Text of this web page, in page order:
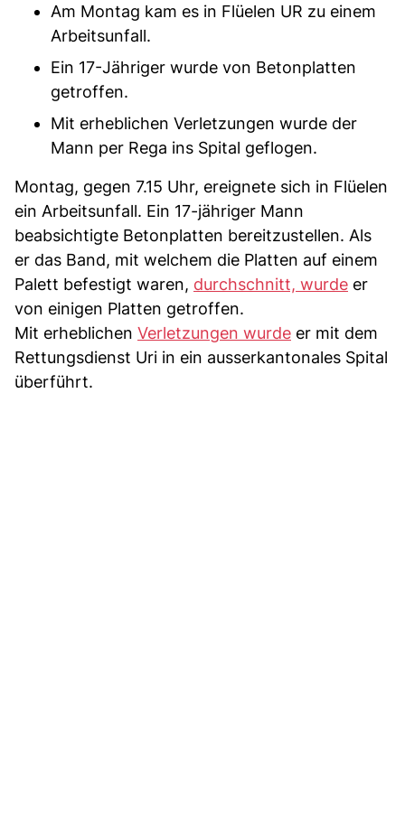
Am Montag kam es in Flüelen UR zu einem
Arbeitsunfall.
Ein 17-Jähriger wurde von Betonplatten
getroffen.
Mit erheblichen Verletzungen wurde der
Mann per Rega ins Spital geflogen.
Montag, gegen 7.15 Uhr, ereignete sich in Flüelen
ein Arbeitsunfall. Ein 17-jähriger Mann
beabsichtigte Betonplatten bereitzustellen. Als
er das Band, mit welchem die Platten auf einem
Palett befestigt waren, durchschnitt, wurde er
von einigen Platten getroffen.
Mit erheblichen Verletzungen wurde er mit dem
Rettungsdienst Uri in ein ausserkantonales Spital
überführt.